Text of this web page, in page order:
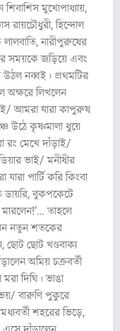
শিবাশিস মুখোপাধ্যায়,
রায়চৌধুরী, হিন্দোল
লালবাতি, নারীপুরুষের
সময়কে জড়িয়ে এবং
উঠল নব্বই। প্রথমটির
অক্ষরে লিখলেন
আমরা যারা কাপুরুষ
উঠে কৃষ্ণমালা ধুয়ে
মেখে দাঁড়াই/
ভাই/ মনীষীর
পার্টি করি কিংবা
ডায়রি, বুকপকেটে
তাহলে
নতুন শতকের
ছোট খণ্ডবাক্য
অমিয় চক্রবর্তী
দিঘি। ভাঙা
ভয়/ বারুণি পুকুরে
শহরের ভিড়ে,